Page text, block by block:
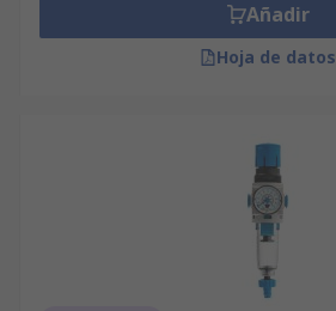
Añadir
Hoja de datos